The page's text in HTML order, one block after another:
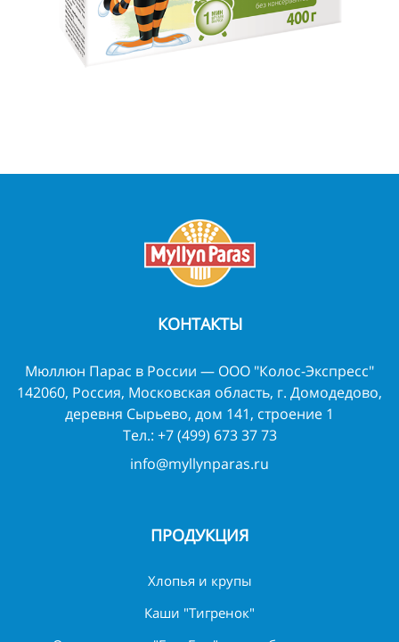
КОНТАКТЫ
Мюллюн Парас в России — ООО "Колос-Экспресс"
142060, Россия, Московская область, г. Домодедово,
деревня Сырьево, дом 141, строение 1
Тел.: +7 (499) 673 37 73
info@myllynparas.ru
ПРОДУКЦИЯ
Хлопья и крупы
Каши "Тигренок"